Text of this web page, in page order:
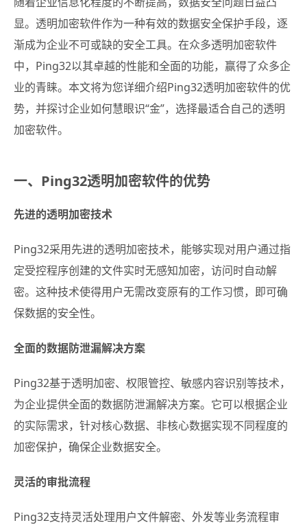
显。透明加密软件作为一种有效的数据安全保护手段，逐
渐成为企业不可或缺的安全工具。在众多透明加密软件
中，Ping32以其卓越的性能和全面的功能，赢得了众多企
业的青睐。本文将为您详细介绍Ping32透明加密软件的优
势，并探讨企业如何慧眼识“金”，选择最适合自己的透明
加密软件。
一、Ping32透明加密软件的优势
先进的透明加密技术
Ping32采用先进的透明加密技术，能够实现对用户通过指
定受控程序创建的文件实时无感知加密，访问时自动解
密。这种技术使得用户无需改变原有的工作习惯，即可确
保数据的安全性。
全面的数据防泄漏解决方案
Ping32基于透明加密、权限管控、敏感内容识别等技术，
为企业提供全面的数据防泄漏解决方案。它可以根据企业
的实际需求，针对核心数据、非核心数据实现不同程度的
加密保护，确保企业数据安全。
灵活的审批流程
Ping32支持灵活处理用户文件解密、外发等业务流程审